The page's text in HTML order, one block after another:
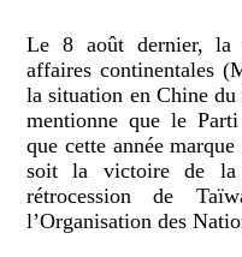
Le 8 août dernier, la
affaires continentales
la situation en Chine
mentionne que le
que cette année
soit la victoire de la
rétrocession de
l’Organisation des